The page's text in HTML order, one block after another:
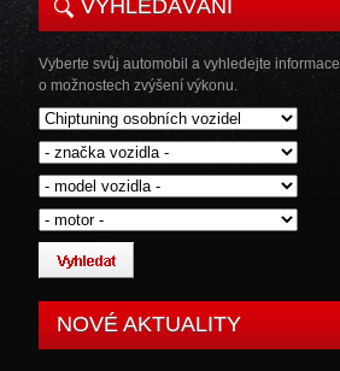
VYHLEDÁVÁNÍ
Vyberte svůj automobil a vyhledejte informace
o možnostech zvýšení výkonu.
NOVÉ AKTUALITY